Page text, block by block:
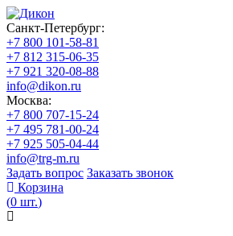
Санкт-Петербург:
+7 800 101-58-81
+7 812 315-06-35
+7 921 320-08-88
info@dikon.ru
Москва:
+7 800 707-15-24
+7 495 781-00-24
+7 925 505-04-44
info@trg-m.ru
Задать вопрос Заказать звонок
Корзина
(0 шт.)